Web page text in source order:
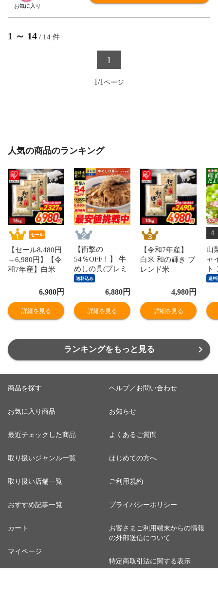
1 ～ 14 / 14 件
1
1/1
人気の商品のランキング
セール
【セール8,480円
→6,980円】【令
和7年産】白米
ド米 15kg 密封新
鮮パック 脱酸素
剤入り 米 お米
低温製法米 アイ
品]
6,980円
詳細を見る
【衝撃の
54％OFF！】 牛
めしの具(プレミ
アム仕様)30個セ
ット 1個当たり
たっぷり135g 冷
凍食品 松屋牛丼
当店のイチオシ
送料込み
6,880円
詳細を見る
【令和7年産】
白米 和の輝き ブ
レンド米
袋） 密封新鮮パ
ック 脱酸素剤入
り 米 お米 低温
製法米 アイリス
4,980円
詳細を見る
4
山
ャ
ト
赤
ぶ
な
送料
ランキングをもっと見る
商品を探す
お気に入り商品
最近チェックした商品
取り扱いジャンル一覧
取り扱い店舗一覧
おすすめ記事一覧
カート
マイページ
ヘルプ／お問い合わせ
お知らせ
よくあるご質問
はじめての方へ
ご利用規約
プライバシーポリシー
お客さまご利用端末からの情報
の外部送信について
特定商取引法に関する表示